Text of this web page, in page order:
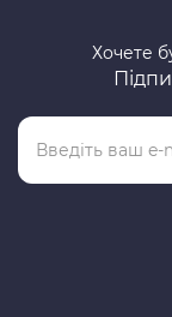
Хочете